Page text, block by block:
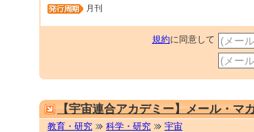
月刊
規約に同意して
【宇宙連合アカデミー】メール・マ
教育・研究 科学・研究 宇宙